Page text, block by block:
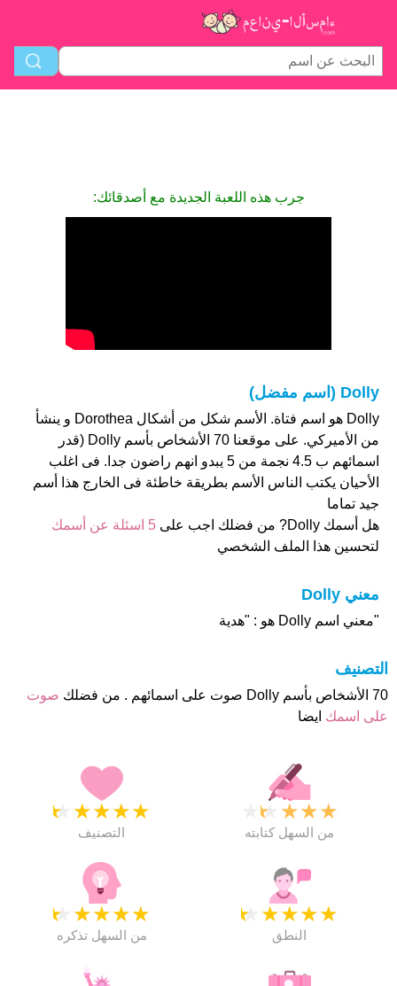
جرب هذه اللعبة الجديدة مع أصدقائك:
Dolly (اسم مفضل)
Dolly هو اسم فتاة. الأسم شكل من أشكال Dorothea و ينشأ
من الأميركي. على موقعنا 70 الأشخاص بأسم Dolly (قدر
اسمائهم ب 4.5 نجمة من 5 يبدو انهم راضون جدا. فى اغلب
الأحيان يكتب الناس الأسم بطريقة خاطئة فى الخارج هذا أسم
جيد تماما
هل أسمك Dolly? من فضلك اجب على
5 اسئلة عن أسمك
لتحسين هذا الملف الشخصي
معني Dolly
"معني اسم Dolly هو : "هدية
التصنيف
70 الأشخاص بأسم Dolly صوت على اسمائهم . من فضلك
صوت
على اسمك ايضا
★
★
★
★
★
التصنيف
★
★
★
★
من السهل كتابته
★
★
★
★
★
من السهل تذكره
★
★
★
★
★
النطق